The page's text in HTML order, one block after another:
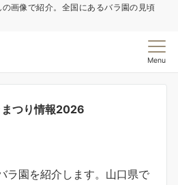
画像で紹介。全国にあるバラ園の見頃
Menu
つり情報2026
ラ園を紹介します。山口県で